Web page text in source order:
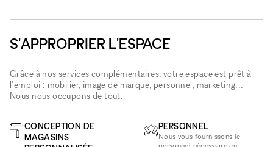
S'APPROPRIER L'ESPACE
Grâce à nos services complémentaires, votre espace est prêt à
l'emploi : mobilier, image de marque, personnel, marketing...
Nous nous occupons de tout.
CONCEPTION DE
MAGASINS
PERSONNEL
Nous vous fournissons le